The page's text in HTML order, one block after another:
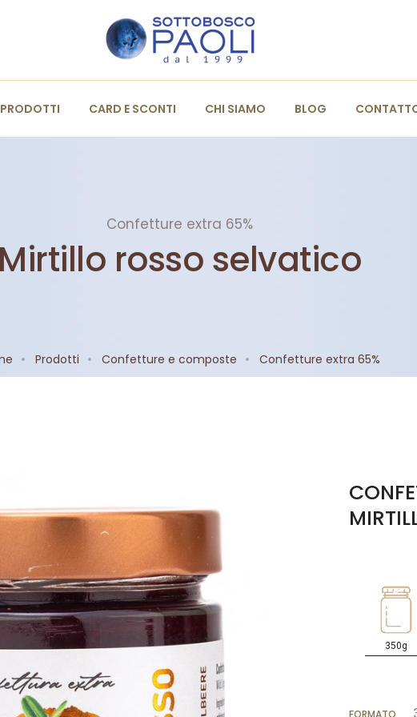
PRODOTTI CARD E SCONTI CHI SIAMO BLOG
Confetture extra 65%
rosso selvatico
Prodotti Confetture e composte Confetture extra 65%
350g
FORMATO